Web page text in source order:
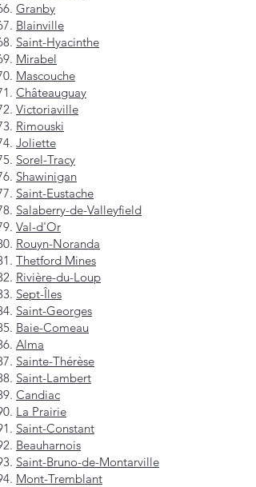
Granby
Blainville
Saint-Hyacinthe
Mirabel
Mascouche
Châteauguay
Victoriaville
Rimouski
Joliette
Sorel-Tracy
Shawinigan
Saint-Eustache
Salaberry-de-Valleyfield
Val-d'Or
Rouyn-Noranda
Thetford Mines
Rivière-du-Loup
Sept-Îles
Saint-Georges
Baie-Comeau
Alma
Sainte-Thérèse
Saint-Lambert
Candiac
La Prairie
Saint-Constant
Beauharnois
Saint-Bruno-de-Montarville
Mont-Tremblant